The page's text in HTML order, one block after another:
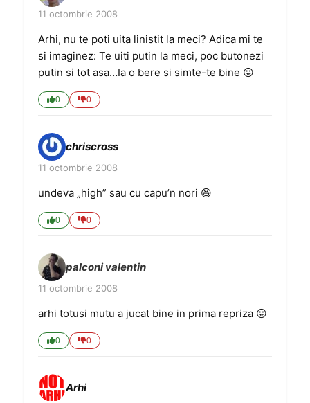
11 octombrie 2008
Arhi, nu te poti uita linistit la meci? Adica mi te
si imaginez: Te uiti putin la meci, poc butonezi
putin si tot asa…Ia o bere si simte-te bine 😛
0 0
chriscross
11 octombrie 2008
undeva „high” sau cu capu’n nori 😆
0 0
palconi valentin
11 octombrie 2008
arhi totusi mutu a jucat bine in prima repriza 😛
0 0
Arhi